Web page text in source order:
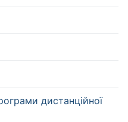
дистанційної